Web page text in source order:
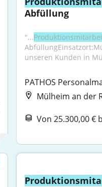
Abfüllung
"...
unseren Kunden in
PATHOS
Mülheim an der
Von 25.300,00 €